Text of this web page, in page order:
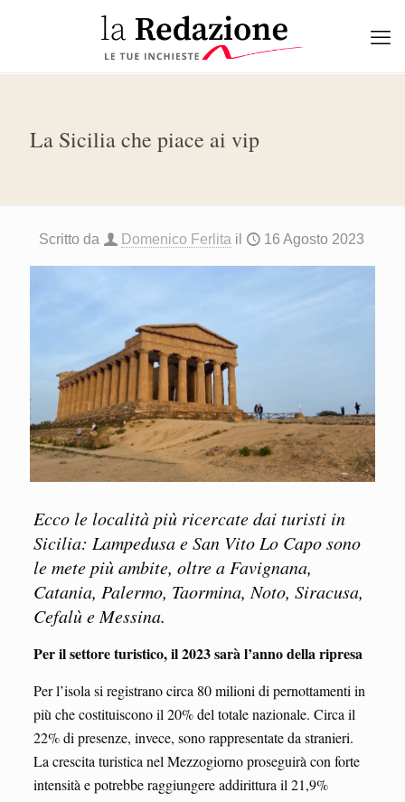
La Sicilia che piace ai vip
Scritto da Domenico Ferlita il 16 Agosto 2023
Ecco le località più ricercate dai turisti in
Sicilia: Lampedusa e San Vito Lo Capo sono
le mete più ambite, oltre a Favignana,
Catania, Palermo, Taormina, Noto, Siracusa,
Cefalù e Messina.
Per il settore turistico, il 2023 sarà l’anno della ripresa
Per l’isola si registrano circa 80 milioni di pernottamenti in
più che costituiscono il 20% del totale nazionale. Circa il
22% di presenze, invece, sono rappresentate da stranieri.
La crescita turistica nel Mezzogiorno proseguirà con forte
intensità e potrebbe raggiungere addirittura il 21,9%